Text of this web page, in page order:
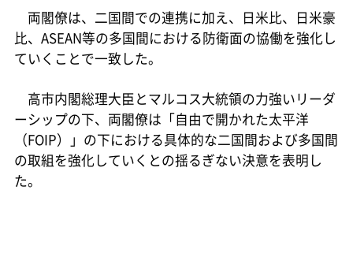
両閣僚は、二国間での連携に加え、日米比、日米豪
比、ASEAN等の多国間における防衛面の協働を強化し
ていくことで一致した。
高市内閣総理大臣とマルコス大統領の力強いリーダ
ーシップの下、両閣僚は「自由で開かれた太平洋
（FOIP）」の下における具体的な二国間および多国間
の取組を強化していくとの揺るぎない決意を表明し
た。